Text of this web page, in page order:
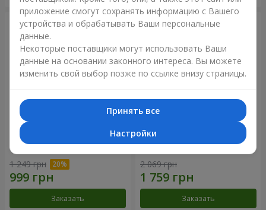
Букет "Времена года"
1 249 грн
Заказать
Букет из 21 кремовой розы
2 069 грн
Заказать
приложение смогут сохранять информацию с Вашего
устройства и обрабатывать Ваши персональные
данные.
Некоторые поставщики могут использовать Ваши
данные на основании законного интереса. Вы можете
изменить свой выбор позже по ссылке внизу страницы.
Принять все
Настройки